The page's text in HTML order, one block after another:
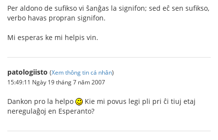
Per aldono de sufikso vi ŝanĝas la signifon; sed eĉ sen sufikso,
verbo havas propran signifon.
Mi esperas ke mi helpis vin.
patologiisto (Xem thông tin cá nhân)
15:49:11 Ngày 19 tháng 7 năm 2007
Dankon pro la helpo
Kie mi povus legi pli pri ĉi tiuj etaj
neregulaĝoj en Esperanto?